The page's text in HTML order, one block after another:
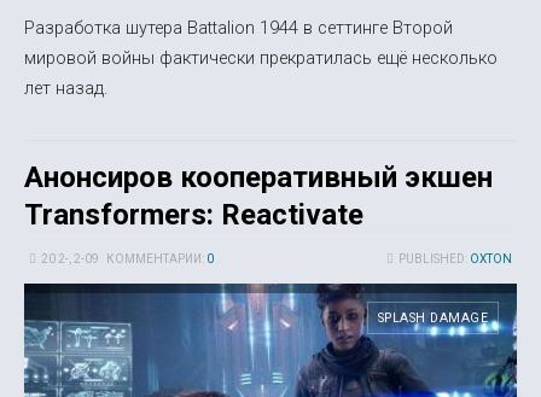
Разработка шутера Battalion 1944 в сеттинге Второй
мировой войны фактически прекратилась ещё несколько
лет назад.
Анонсиров кооперативный экшен
Transformers: Reactivate
PUBLISHED: OXTON
20 2-, 2-09 КОММЕНТАРИИ: 0
SPLASH DAMAGE